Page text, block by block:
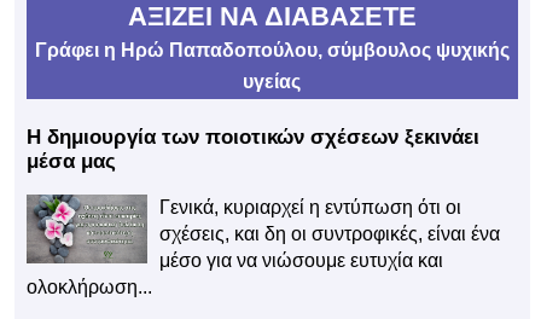
ΑΞΙΖΕΙ ΝΑ ΔΙΑΒΑΣΕΤΕ
Γράφει η Ηρώ Παπαδοπούλου, σύμβουλος ψυχικής
υγείας
Η δημιουργία των ποιοτικών σχέσεων ξεκινάει
μέσα μας
Γενικά, κυριαρχεί η εντύπωση ότι οι
σχέσεις, και δη οι συντροφικές, είναι ένα
μέσο για να νιώσουμε ευτυχία και
ολοκλήρωση...